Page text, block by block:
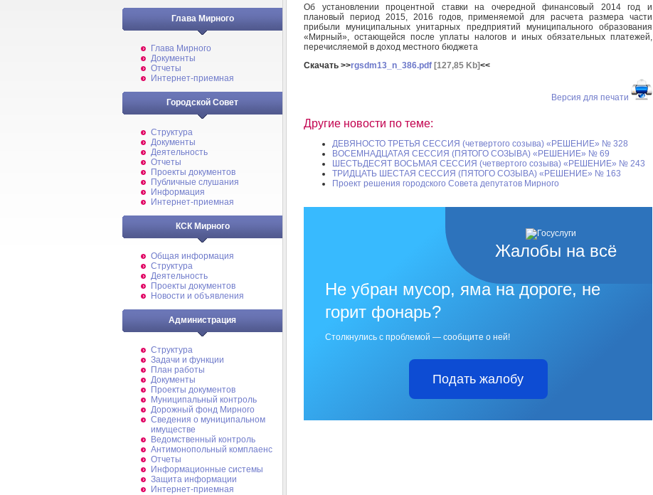
Глава Мирного
Глава Мирного
Документы
Отчеты
Интернет-приемная
Городской Совет
Структура
Документы
Деятельность
Отчеты
Проекты документов
Публичные слушания
Информация
Интернет-приемная
КСК Мирного
Общая информация
Структура
Деятельность
Проекты документов
Новости и объявления
Администрация
Структура
Задачи и функции
План работы
Документы
Проекты документов
Муниципальный контроль
Дорожный фонд Мирного
Cведения о муниципальном
имуществе
Ведомственный контроль
Антимонопольный комплаенс
Отчеты
Информационные системы
Защита информации
Интернет-приемная
Об установлении процентной ставки на очередной финансовый 2014 год и
плановый период 2015, 2016 годов, применяемой для расчета размера части
прибыли муниципальных унитарных предприятий муниципального образования
«Мирный», остающейся после уплаты налогов и иных обязательных платежей,
перечисляемой в доход местного бюджета
Скачать >>rgsdm13_n_386.pdf [127,85 Kb]<<
Версия для печати
Другие новости по теме:
ДЕВЯНОСТО ТРЕТЬЯ СЕССИЯ (четвертого созыва) «РЕШЕНИЕ» № 328
ВОСЕМНАДЦАТАЯ СЕССИЯ (ПЯТОГО СОЗЫВА) «РЕШЕНИЕ» № 69
ШЕСТЬДЕСЯТ ВОСЬМАЯ СЕССИЯ (четвертого созыва) «РЕШЕНИЕ» № 243
ТРИДЦАТЬ ШЕСТАЯ СЕССИЯ (ПЯТОГО СОЗЫВА) «РЕШЕНИЕ» № 163
Проект решения городского Совета депутатов Мирного
Жалобы на всё
Не убран мусор, яма на дороге, не
горит фонарь?
Столкнулись с проблемой — сообщите о ней!
Подать жалобу